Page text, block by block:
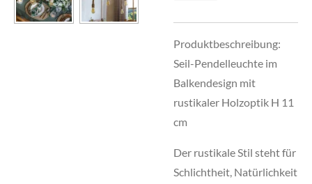
Produktbeschreibung:
Seil-Pendelleuchte im
Balkendesign mit
rustikaler Holzoptik H 11
cm
Der rustikale Stil steht für
Schlichtheit, Natürlichkeit